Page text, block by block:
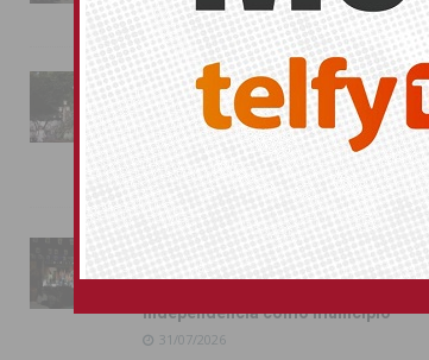
01/08/2026
La fiesta se adueña de
Almoradí con la presentación
de los cargos festeros y la
toma del castillo
31/07/2026
Pilar de la Horadada
conmemora con emoción el
independencia como municipio
31/07/2026